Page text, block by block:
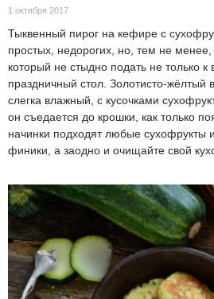
1 октября 2017
Тыквенный пирог на кефире с
простых, недорогих, но, тем не менее,
который не стыдно подать не только
праздничный стол. Золотисто-жёлтый
слегка влажный, с кусочками
он съедается до крошки, как только
начинки подходят любые сухофрукты
финики, а заодно и очищайте свой